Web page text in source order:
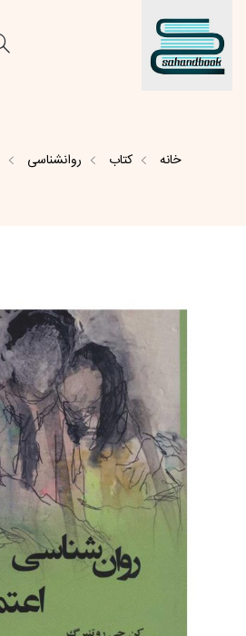
خانه کتاب روانشناسی